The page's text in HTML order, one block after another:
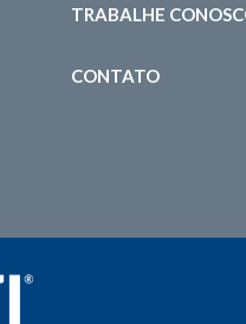
TRABALHE
CONTATO